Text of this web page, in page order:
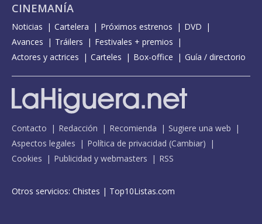
CINEMANÍA
Noticias Cartelera Próximos estrenos
DVD
Avances
Tráilers
Festivales + premios
Actores y actrices
Carteles Box-office Guía / directorio
Contacto Redacción Recomienda
Sugiere una web
Aspectos legales
Política de privacidad (Cambiar)
Cookies
Publicidad y webmasters RSS
Otros servicios: Chistes | Top10Listas.com